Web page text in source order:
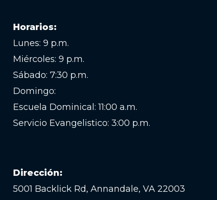
Horarios:
Lunes: 9 p.m.
Miércoles: 9 p.m.
Sábado: 7:30 p.m.
Domingo:
Escuela Dominical: 11:00 a.m.
Servicio Evangelistico: 3:00 p.m.
Dirección:
5001 Backlick Rd, Annandale, VA 22003